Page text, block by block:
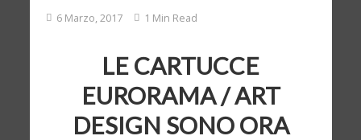
6 Marzo, 2017 1 Min Read
LE CARTUCCE
EURORAMA / ART
DESIGN SONO ORA